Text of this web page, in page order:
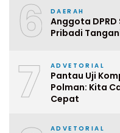
6 DAERAH
Anggota
Pribadi
7 ADVETORIAL
Pantau Uji
Polman: Kita
Cepat
ADVETORIAL